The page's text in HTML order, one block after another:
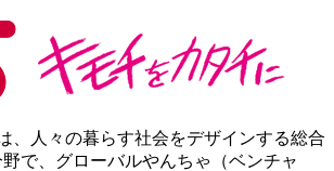
、人々の暮らす社会をデザインする総合
で、グローバルやんちゃ（ベンチャ